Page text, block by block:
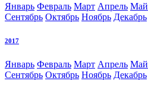
Январь Февраль Март Апрель Май
Сентябрь Октябрь Ноябрь Декабрь
2017
Январь Февраль Март Апрель Май
Сентябрь Октябрь Ноябрь Декабрь